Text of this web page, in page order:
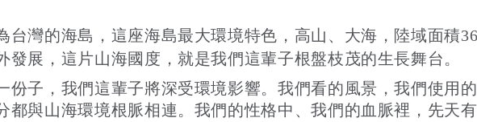
台灣的海島，這座海島最大環境特色，高山、大海，陸域面積
發展，這片山海國度，就是我們這輩子根盤枝茂的生長舞台。
份子，我們這輩子將深受環境影響。我們看的風景，我們使用
都與山海環境根脈相連。我們的性格中、我們的血脈裡，先天